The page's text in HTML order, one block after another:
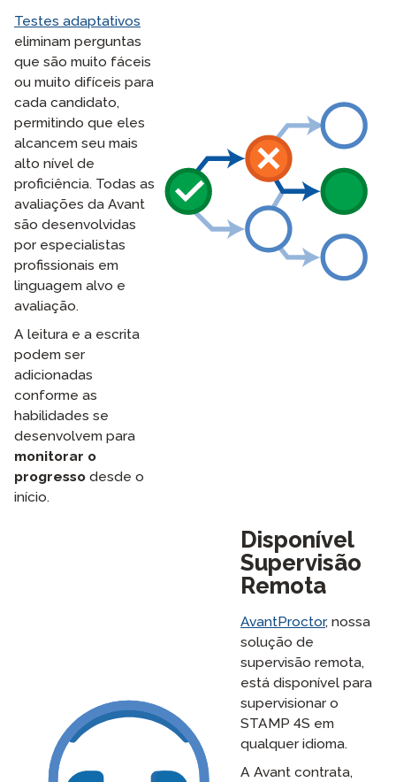
Testes adaptativos
eliminam perguntas
que são muito fáceis
ou muito difíceis para
cada candidato,
permitindo que eles
alcancem seu mais
alto nível de
proficiência. Todas as
avaliações da Avant
são desenvolvidas
por especialistas
profissionais em
linguagem alvo e
avaliação.
A leitura e a escrita
podem ser
adicionadas
conforme as
habilidades se
desenvolvem para
monitorar o
progresso desde o
início.
Disponível
Supervisão
Remota
AvantProctor, nossa
solução de
supervisão remota,
está disponível para
supervisionar o
STAMP 4S em
qualquer idioma.
A Avant contrata,